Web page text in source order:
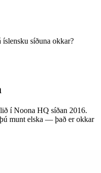
síðuna okkar?
í Noona HQ síðan 2016.
munt elska — það er okkar